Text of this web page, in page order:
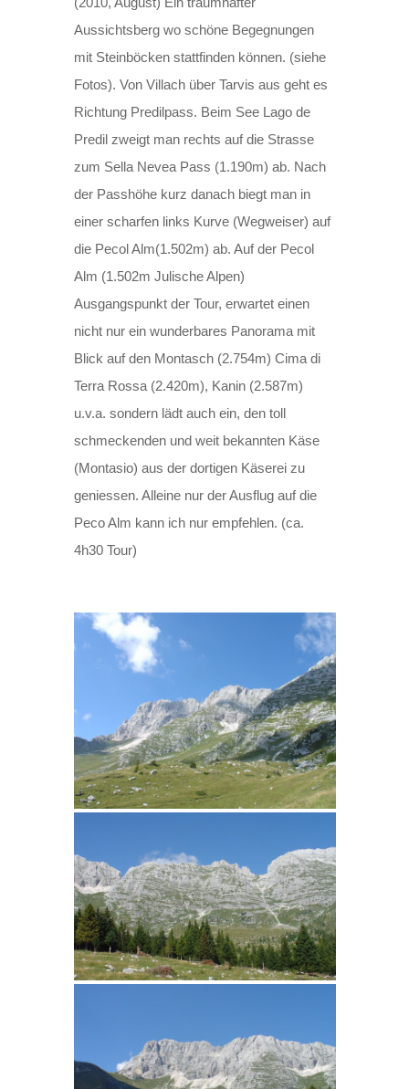
Aussichtsberg wo schöne Begegnungen
mit Steinböcken stattfinden können. (siehe
Fotos). Von Villach über Tarvis aus geht es
Richtung Predilpass. Beim See Lago de
Predil zweigt man rechts auf die Strasse
zum Sella Nevea Pass (1.190m) ab. Nach
der Passhöhe kurz danach biegt man in
einer scharfen links Kurve (Wegweiser) auf
die Pecol Alm(1.502m) ab. Auf der Pecol
Alm (1.502m Julische Alpen)
Ausgangspunkt der Tour, erwartet einen
nicht nur ein wunderbares Panorama mit
Blick auf den Montasch (2.754m) Cima di
Terra Rossa (2.420m), Kanin (2.587m)
u.v.a. sondern lädt auch ein, den toll
schmeckenden und weit bekannten Käse
(Montasio) aus der dortigen Käserei zu
geniessen. Alleine nur der Ausflug auf die
Peco Alm kann ich nur empfehlen. (ca.
4h30 Tour)